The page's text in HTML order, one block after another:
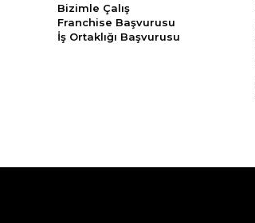
Bizimle Çalış
Franchise Başvurusu
İş Ortaklığı Başvurusu